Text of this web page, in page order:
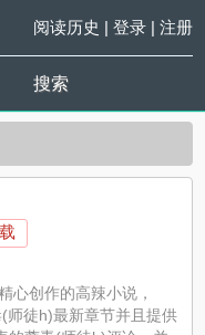
阅读历史 | 登录| 注册
搜索
心创作的高辣小说，
师徒h)最新章节并且提供